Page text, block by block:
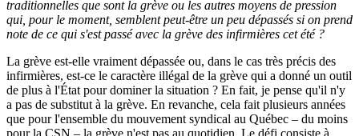
traditionnelles que sont la grève ou les autres moyens de pression
qui, pour le moment, semblent peut-être un peu dépassés si on prend
note de ce qui s'est passé avec la grève des infirmières cet été ?
La grève est-elle vraiment dépassée ou, dans le cas très précis des
infirmières, est-ce le caractère illégal de la grève qui a donné un outil
de plus à l'État pour dominer la situation ? En fait, je pense qu'il n'y
a pas de substitut à la grève. En revanche, cela fait plusieurs années
que pour l'ensemble du mouvement syndical au Québec – du moins
pour la CSN – la grève n'est pas au quotidien. Le défi consiste à